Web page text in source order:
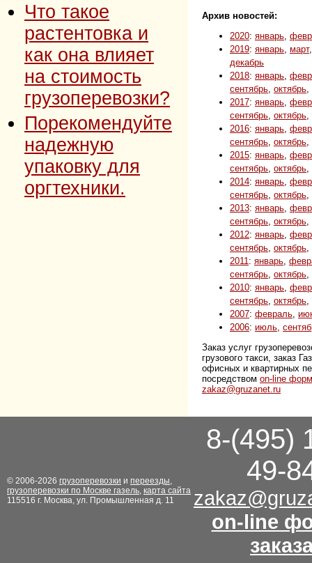
Что такое
растентовка и
как она влияет
на стоимость
грузоперевозки?
Порекомендуйте
надежную
упаковку для
оргтехники.
Архив новостей:
2020: январь,
2019: январь, март
декабрь
2018: январь,
сентябрь, октябрь,
2017: январь,
сентябрь, октябрь,
2016: январь,
сентябрь, октябрь,
2015: январь,
сентябрь, октябрь,
2014: январь,
сентябрь, октябрь,
2013: январь,
сентябрь, октябрь,
2012: январь,
сентябрь, октябрь,
2011: январь,
сентябрь, октябрь,
2010: январь,
сентябрь, октябрь,
2007: февраль,
2006: июль,
Заказ услуг
грузового такси, заказ
офисных и квартирных
посредством on-line
zakaz@gruzanet.ru
© 2006-2026 грузоперевозки и переезды,
грузоперевозки по Москве газель, карта сайта
115516 г. Москва, ул. Промышленная д. 11
8-(495)
49-
on-line